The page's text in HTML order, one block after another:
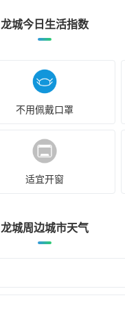
龙城今日生活指数
不用佩戴口罩
适宜开窗
龙城周边城市天气